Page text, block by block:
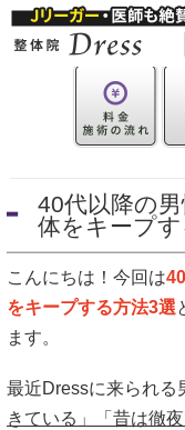
40代以降の
体をキープす
こんにちは！今回は
をキープする方法3選
ます。
最近Dressに来られる
きている」「昔は徹